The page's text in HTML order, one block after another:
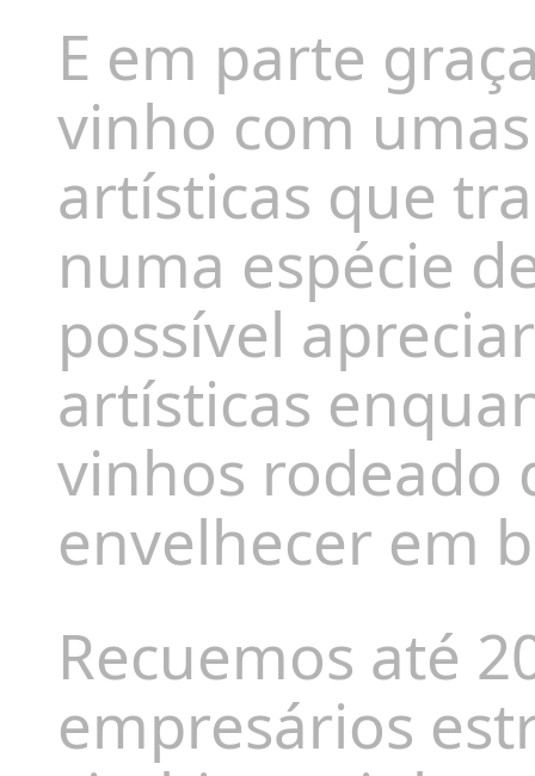
E em parte
vinho com
artísticas que
numa espécie
possível
artísticas
vinhos rodeado
envelhecer em
Recuemos até
empresários